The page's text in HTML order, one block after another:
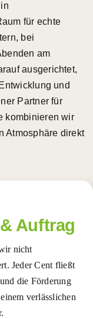
für echte
bei
am
ausgerichtet,
und
Partner für
kombinieren wir
Atmosphäre direkt
Auftrag
nicht
Jeder Cent fließt
die Förderung
verlässlichen
.